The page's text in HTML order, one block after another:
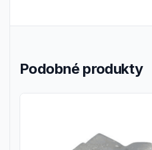
Podobné produkty